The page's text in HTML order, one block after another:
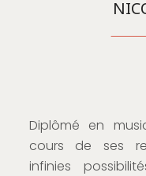
Diplômé en
cours de ses
infinies